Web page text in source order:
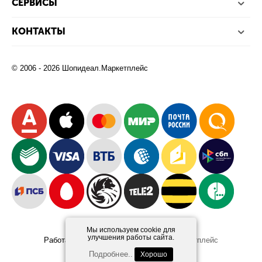
Мы используем cookie для
улучшения работы сайта.
Подробнее.. Хорошо
СЕРВИСЫ
КОНТАКТЫ
© 2006 - 2026 Шопидеал.Маркетплейс
Работает на платформеШопидеал.Маркетплейс
Design and DevelopmentAfsun